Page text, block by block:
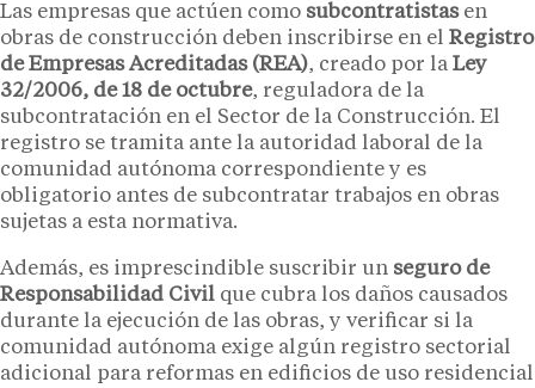
Las empresas que actúen como subcontratistasen
obras de construcción deben inscribirse en el Registro
de Empresas Acreditadas (REA), creado por la Ley
32/2006, de 18 de octubre, reguladora de la
subcontratación en el Sector de la Construcción. El
registro se tramita ante la autoridad laboral de la
comunidad autónoma correspondiente y es
obligatorio antes de subcontratar trabajos en obras
sujetas a esta normativa.
Además, es imprescindible suscribir un seguro de
Responsabilidad Civil que cubra los daños causados
durante la ejecución de las obras, y verificar si la
comunidad autónoma exige algún registro sectorial
adicional para reformas en edificios de uso residencial